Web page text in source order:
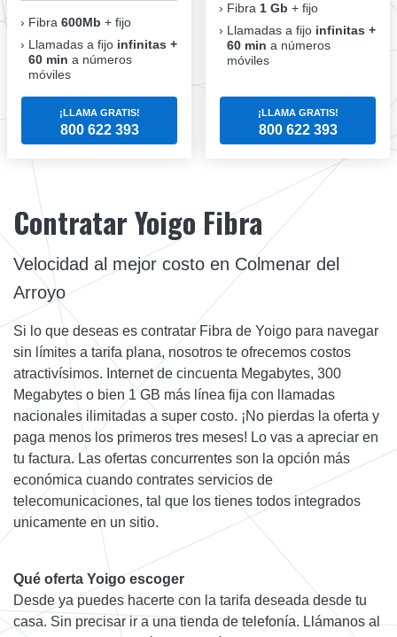
Fibra 600Mb + fijo
Llamadas a fijo infinitas +
60 min a números
móviles
¡LLAMA GRATIS!
800 622 393
Fibra 1 Gb + fijo
Llamadas a fijo infinitas +
60 min a números
móviles
¡LLAMA GRATIS!
800 622 393
Contratar Yoigo Fibra
Velocidad al mejor costo en Colmenar del
Arroyo
Si lo que deseas es contratar Fibra de Yoigo para navegar
sin límites a tarifa plana, nosotros te ofrecemos costos
atractivísimos. Internet de cincuenta Megabytes, 300
Megabytes o bien 1 GB más línea fija con llamadas
nacionales ilimitadas a super costo. ¡No pierdas la oferta y
paga menos los primeros tres meses! Lo vas a apreciar en
tu factura. Las ofertas concurrentes son la opción más
económica cuando contrates servicios de
telecomunicaciones, tal que los tienes todos integrados
unicamente en un sitio.
Qué oferta Yoigo escoger
Desde ya puedes hacerte con la tarifa deseada desde tu
casa. Sin precisar ir a una tienda de telefonía. Llámanos al